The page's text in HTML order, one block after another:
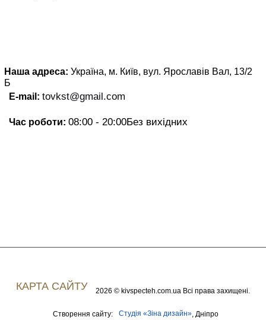
Наша адреса: Україна, м. Київ, вул. Ярославів Вал, 13/2
Б
E-mail: tovkst@gmail.com
Час роботи: 08:00 - 20:00Без вихідних
КАРТА САЙТУ 2026 © kivspecteh.com.ua Всі права захищені.
Створення сайту: Студія «Зіна дизайн», Дніпро